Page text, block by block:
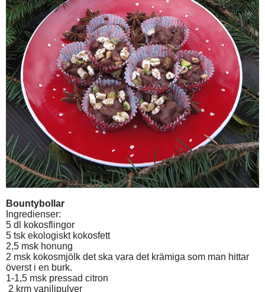
Bountybollar
Ingredienser:
5 dl kokosflingor
5 tsk ekologiskt kokosfett
2,5 msk honung
2 msk kokosmjölk det ska vara det krämiga som man hittar
överst i en burk.
1-1,5 msk pressad citron
2 krm vaniljpulver